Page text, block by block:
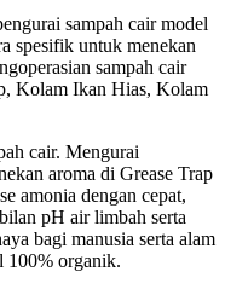
sampah cair model
spesifik untuk menekan
sampah cair
Kolam Ikan Hias, Kolam
cair. Mengurai
aroma di Grease Trap
amonia dengan cepat,
pH air limbah serta
bagi manusia serta alam
100% organik.